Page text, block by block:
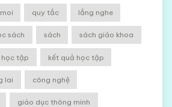
quy tắc lắng nghe
sách sách sách giáo khoa
tập kết quả học tập
lai công nghệ
giáo dục thông minh